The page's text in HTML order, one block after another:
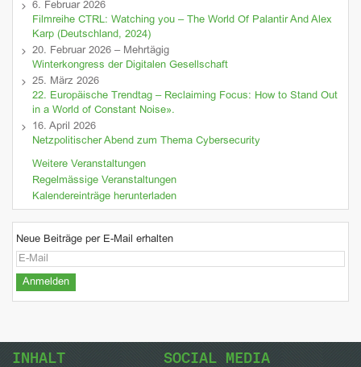
6. Februar 2026
Filmreihe CTRL: Watching you – The World Of Palantir And Alex
Karp (Deutschland, 2024)
20. Februar 2026 – Mehrtägig
Winterkongress der Digitalen Gesellschaft
25. März 2026
22. Europäische Trendtag – Reclaiming Focus: How to Stand Out
in a World of Constant Noise».
16. April 2026
Netzpolitischer Abend zum Thema Cybersecurity
Weitere Veranstaltungen
Regelmässige Veranstaltungen
Kalendereinträge herunterladen
Neue Beiträge per E-Mail erhalten
INHALT SOCIAL MEDIA